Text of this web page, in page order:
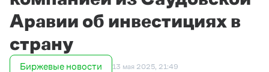
Аравии об инвестициях в
страну
Биржевые новости 13 мая 2025, 21:49